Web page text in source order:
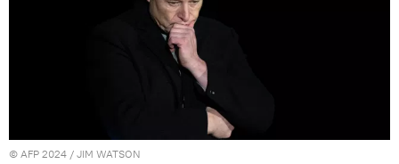
© AFP 2024 / JIM WATSON